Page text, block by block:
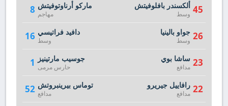
8 ماركو أرناوتوفيتش
مهاجم
16 دافيد فراتيسي
وسط
1 جوسيب مارتينيز
حارس مرمى
52 توماس بيرينبروتش
مدافع
45 ألكسندر بافلوفيتش
وسط
26 جواو بالينيا
وسط
23 ساشا بوي
مدافع
22 رافاييل جيريرو
مدافع